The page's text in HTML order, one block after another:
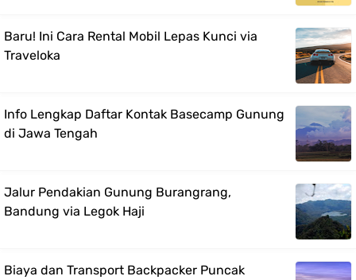
Baru! Ini Cara Rental Mobil Lepas Kunci via
Traveloka
Info Lengkap Daftar Kontak Basecamp Gunung
di Jawa Tengah
Jalur Pendakian Gunung Burangrang,
Bandung via Legok Haji
Biaya dan Transport Backpacker Puncak